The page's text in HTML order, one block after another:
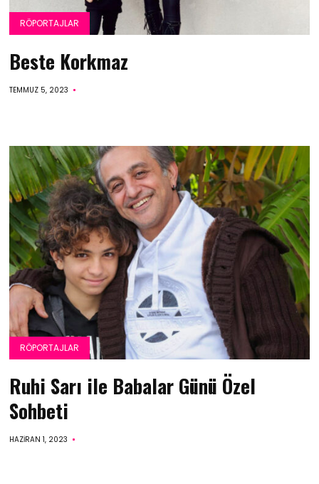
RÖPORTAJLAR
Beste Korkmaz
TEMMUZ 5, 2023
RÖPORTAJLAR
Ruhi Sarı ile Babalar Günü Özel
Sohbeti
HAZIRAN 1, 2023